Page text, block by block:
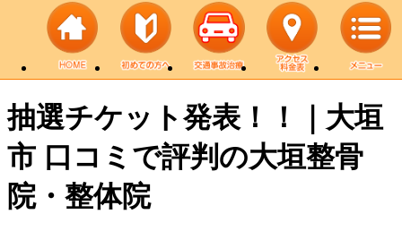
抽選チケット発表！！｜大垣
市 口コミで評判の大垣整骨
院・整体院